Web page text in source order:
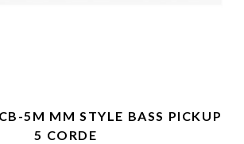
5M MM STYLE BASS PICKUP
5 CORDE